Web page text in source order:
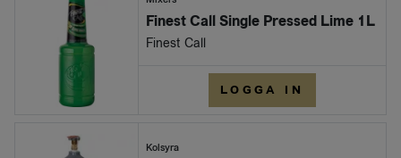
Finest Call Single Pressed Lime 1L
Finest Call
LOGGA IN
Kolsyra